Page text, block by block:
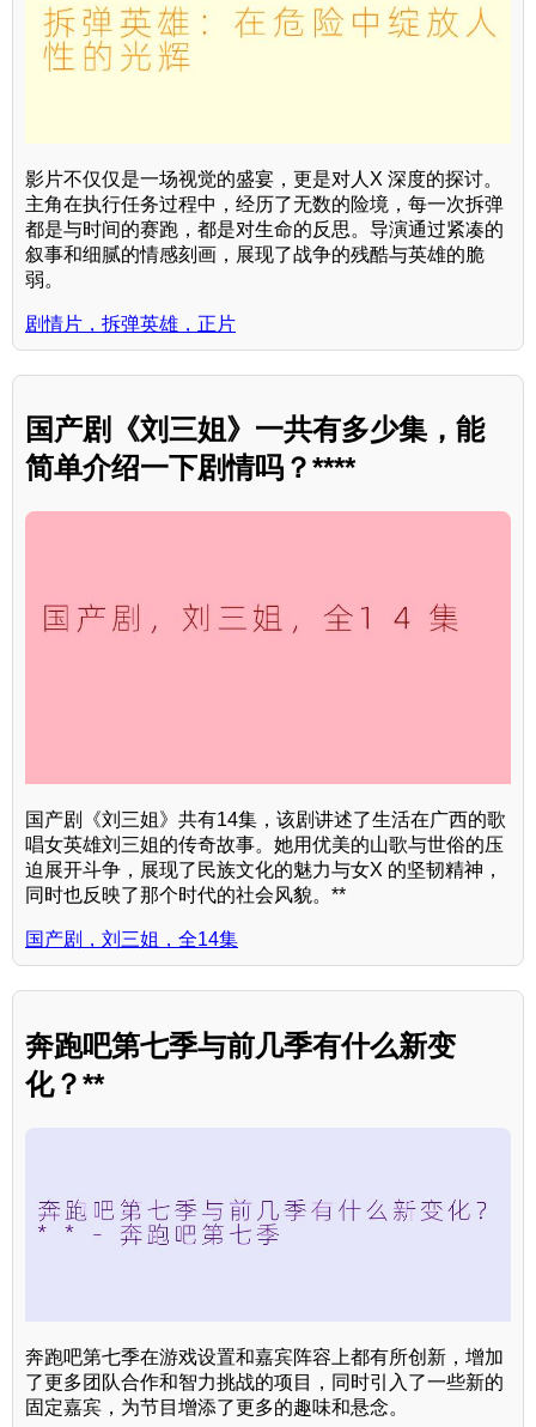
影片不仅仅是一场视觉的盛宴，更是对人X 深度的探讨。
主角在执行任务过程中，经历了无数的险境，每一次拆弹
都是与时间的赛跑，都是对生命的反思。导演通过紧凑的
叙事和细腻的情感刻画，展现了战争的残酷与英雄的脆
弱。
剧情片，拆弹英雄，正片
国产剧《刘三姐》一共有多少集，能
简单介绍一下剧情吗？****
国产剧《刘三姐》共有14集，该剧讲述了生活在广西的歌
唱女英雄刘三姐的传奇故事。她用优美的山歌与世俗的压
迫展开斗争，展现了民族文化的魅力与女X 的坚韧精神，
同时也反映了那个时代的社会风貌。**
国产剧，刘三姐，全14集
奔跑吧第七季与前几季有什么新变
化？**
奔跑吧第七季在游戏设置和嘉宾阵容上都有所创新，增加
了更多团队合作和智力挑战的项目，同时引入了一些新的
固定嘉宾，为节目增添了更多的趣味和悬念。